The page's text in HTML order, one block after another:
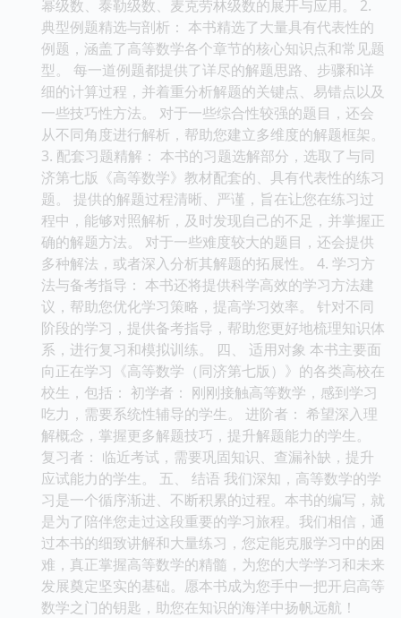
幂级数、泰勒级数、麦克劳林级数的展开与应用。 2.
典型例题精选与剖析： 本书精选了大量具有代表性的
例题，涵盖了高等数学各个章节的核心知识点和常见题
型。 每一道例题都提供了详尽的解题思路、步骤和详
细的计算过程，并着重分析解题的关键点、易错点以及
一些技巧性方法。 对于一些综合性较强的题目，还会
从不同角度进行解析，帮助您建立多维度的解题框架。
3. 配套习题精解： 本书的习题选解部分，选取了与同
济第七版《高等数学》教材配套的、具有代表性的练习
题。 提供的解题过程清晰、严谨，旨在让您在练习过
程中，能够对照解析，及时发现自己的不足，并掌握正
确的解题方法。 对于一些难度较大的题目，还会提供
多种解法，或者深入分析其解题的拓展性。 4. 学习方
法与备考指导： 本书还将提供科学高效的学习方法建
议，帮助您优化学习策略，提高学习效率。 针对不同
阶段的学习，提供备考指导，帮助您更好地梳理知识体
系，进行复习和模拟训练。 四、 适用对象 本书主要面
向正在学习《高等数学（同济第七版）》的各类高校在
校生，包括： 初学者： 刚刚接触高等数学，感到学习
吃力，需要系统性辅导的学生。 进阶者： 希望深入理
解概念，掌握更多解题技巧，提升解题能力的学生。
复习者： 临近考试，需要巩固知识、查漏补缺，提升
应试能力的学生。 五、 结语 我们深知，高等数学的学
习是一个循序渐进、不断积累的过程。本书的编写，就
是为了陪伴您走过这段重要的学习旅程。我们相信，通
过本书的细致讲解和大量练习，您定能克服学习中的困
难，真正掌握高等数学的精髓，为您的大学学习和未来
发展奠定坚实的基础。愿本书成为您手中一把开启高等
数学之门的钥匙，助您在知识的海洋中扬帆远航！